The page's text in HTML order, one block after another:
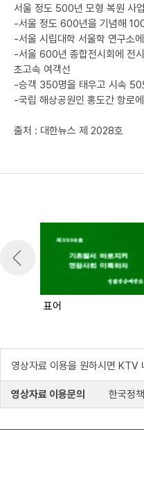
서울 정도 500년 모형 복원 사업
-서울 정도 600년을 기념해
-서울 시립대학 서울학 연구소
-서울 600년 종합전시회에 전
초고속 여객선
-승객 350명을 태우고 시속 50
-국립 해상공원인 홍도간 항로
출처 : 대한뉴스 제 2028호
표어
영상자료 이용을 원하시면
영상자료 이용문의 한국정